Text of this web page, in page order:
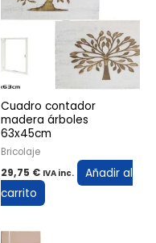
Cuadro contador
madera árboles
63x45cm
Bricolaje
29,75 € IVA inc.
Añadir al
carrito